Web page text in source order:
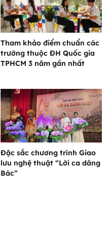
Tham khảo điểm chuẩn các
trường thuộc ĐH Quốc gia
TPHCM 3 năm gần nhất
Đặc sắc chương trình Giao
lưu nghệ thuật “Lời ca dâng
Bác”